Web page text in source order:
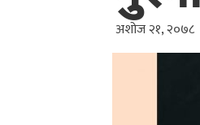
अशोज २१, २०७८